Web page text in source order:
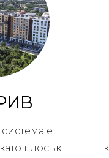
е
плосък